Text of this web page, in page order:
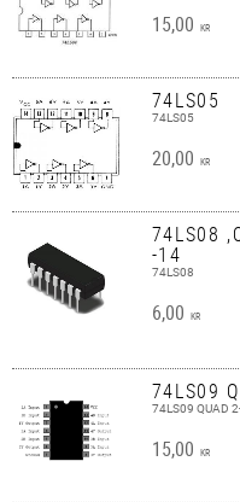
15,00 KR
74LS05
74LS05
20,00 KR
74LS08
-14
74LS08
6,00 KR
74LS09
74LS09 QUAD
15,00 KR